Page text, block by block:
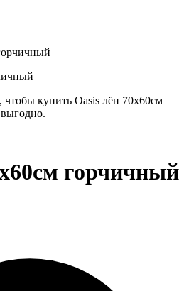
чтобы купить Oasis лён 70х60см
горчичный